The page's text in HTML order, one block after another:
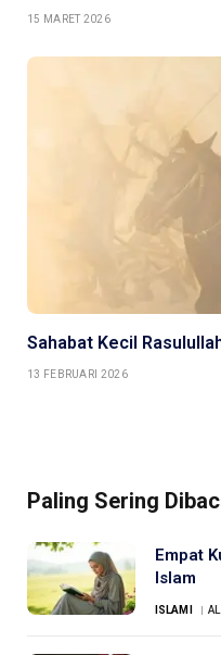
15 MARET 2026
Sahabat Kecil
13 FEBRUARI 2026
Paling Sering
Empat
Islam
ISLAMI